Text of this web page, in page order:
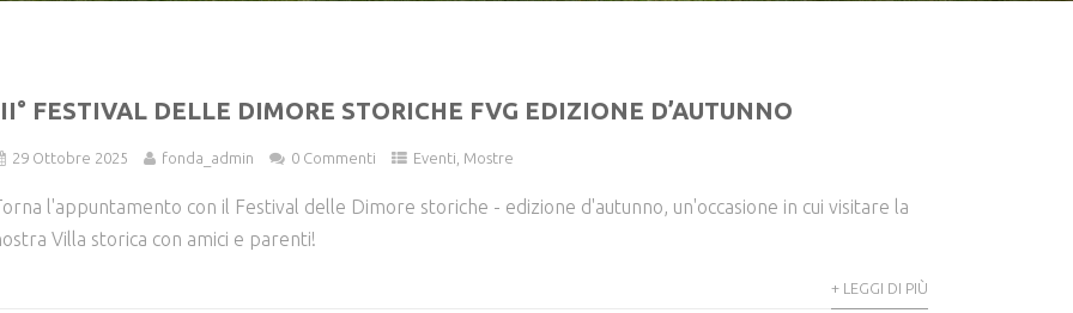
FESTIVAL DELLE DIMORE STORICHE FVG EDIZIONE D’AUTUNNO
29 Ottobre 2025 fonda_admin 0 Commenti Eventi Mostre
l'appuntamento con il Festival delle Dimore storiche - edizione d'autunno, un'occasione in cui visitare la
Villa storica con amici e parenti!
+ LEGGI DI PIÙ